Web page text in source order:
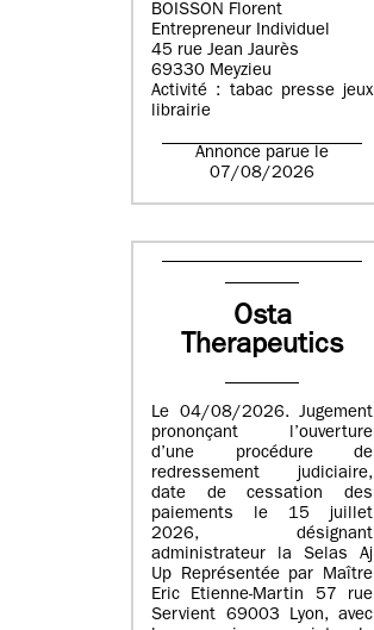
BOISSON Florent
Entrepreneur Individuel
45 rue Jean Jaurès
69330 Meyzieu
Activité : tabac presse jeux
librairie
Annonce parue le
07/08/2026
Osta
Therapeutics
Le 04/08/2026. Jugement
prononçant l’ouverture
d’une procédure de
redressement judiciaire,
date de cessation des
paiements le 15 juillet
2026, désignant
administrateur la Selas Aj
Up Représentée par Maître
Eric Etienne-Martin 57 rue
Servient 69003 Lyon, avec